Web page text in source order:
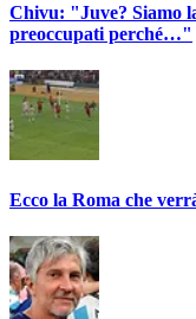
Chivu: "Juve? Siamo
preoccupati perché…"
Ecco la Roma che